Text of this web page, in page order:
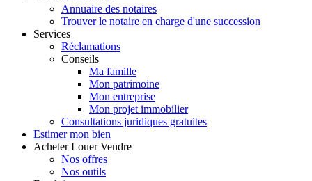
Annuaire des notaires
Trouver le notaire en charge d'une succession
Services
Réclamations
Conseils
Ma famille
Mon patrimoine
Mon entreprise
Mon projet immobilier
Consultations juridiques gratuites
Estimer mon bien
Acheter Louer Vendre
Nos offres
Nos outils